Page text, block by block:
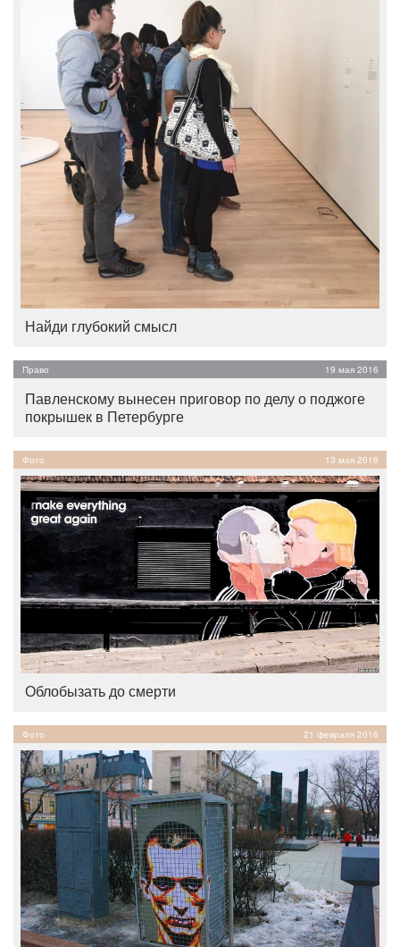
Найди глубокий смысл
Право 19 мая 2016
Павленскому вынесен приговор по делу о поджоге
покрышек в Петербурге
Фото 13 мая 2016
Облобызать до смерти
Фото 21 февраля 2016